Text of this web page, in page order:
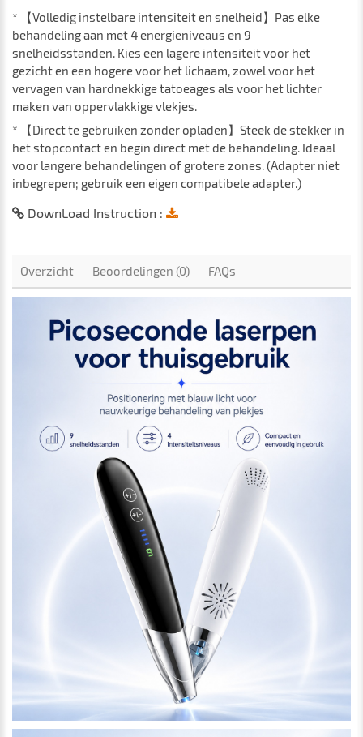
* 【Volledig instelbare intensiteit en snelheid】Pas elke
behandeling aan met 4 energieniveaus en 9
snelheidsstanden. Kies een lagere intensiteit voor het
gezicht en een hogere voor het lichaam, zowel voor het
vervagen van hardnekkige tatoeages als voor het lichter
maken van oppervlakkige vlekjes.
* 【Direct te gebruiken zonder opladen】Steek de stekker in
het stopcontact en begin direct met de behandeling. Ideaal
voor langere behandelingen of grotere zones. (Adapter niet
inbegrepen; gebruik een eigen compatibele adapter.)
DownLoad Instruction :
Overzicht Beoordelingen (0) FAQs